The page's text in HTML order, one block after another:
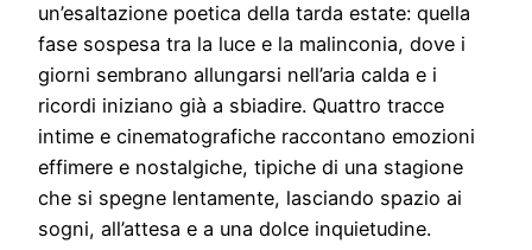
un’esaltazione poetica della tarda estate: quella
fase sospesa tra la luce e la malinconia, dove i
giorni sembrano allungarsi nell’aria calda e i
ricordi iniziano già a sbiadire. Quattro tracce
intime e cinematografiche raccontano emozioni
effimere e nostalgiche, tipiche di una stagione
che si spegne lentamente, lasciando spazio ai
sogni, all’attesa e a una dolce inquietudine.